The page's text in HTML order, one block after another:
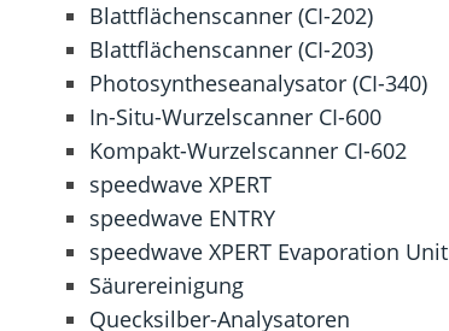
Blattflächenscanner (CI-202)
Blattflächenscanner (CI-203)
Photosyntheseanalysator (CI-340)
In-Situ-Wurzelscanner CI-600
Kompakt-Wurzelscanner CI-602
speedwave XPERT
speedwave ENTRY
speedwave XPERT Evaporation Unit
Säurereinigung
Quecksilber-Analysatoren